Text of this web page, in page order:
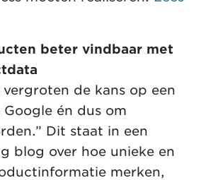
beter vindbaar met
vergroten de kans op een
én dus om
Dit staat in een
blog over hoe unieke en
merken,